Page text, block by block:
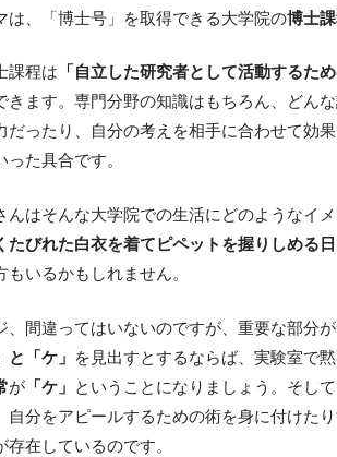
は、「博士号」を取得できる大学院の博士
課程は 「自立した研究者として活動するた
きます。専門分野の知識はもちろん、どん
だったり、自分の考えを相手に合わせて効
った具合です。
んはそんな大学院での生活にどのようなイ
たびれた白衣を着てピペットを握りしめる
もいるかもしれません。
、間違ってはいないのですが、重要な部分
と「ケ」 を見出すとするならば、実験室で
が 「ケ」 ということになりましょう。そし
自分をアピールするための術を身に付けた
存在しているのです。